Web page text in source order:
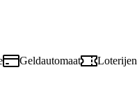
Geldautomaat Loterijen